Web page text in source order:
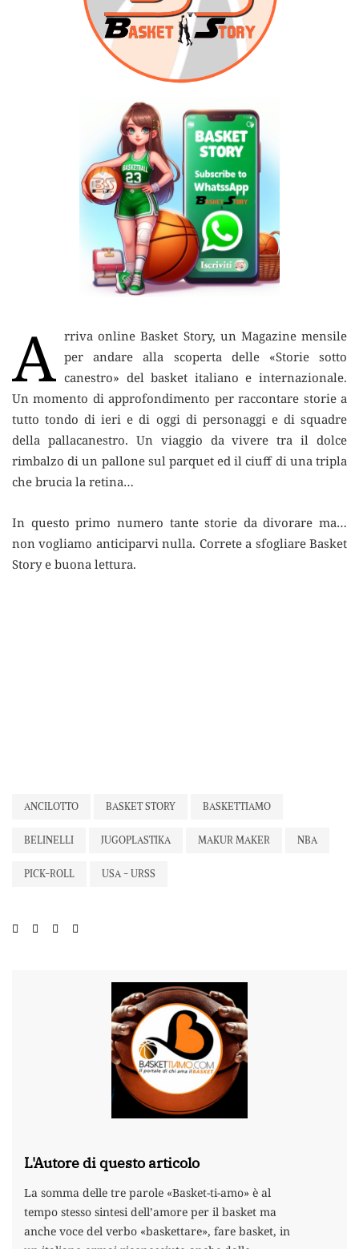
A rriva online Basket Story, un Magazine mensile
per andare alla scoperta delle «Storie sotto
canestro» del basket italiano e internazionale.
Un momento di approfondimento per raccontare storie a
tutto tondo di ieri e di oggi di personaggi e di squadre
della pallacanestro. Un viaggio da vivere tra il dolce
rimbalzo di un pallone sul parquet ed il ciuff di una tripla
che brucia la retina…
In questo primo numero tante storie da divorare ma…
non vogliamo anticiparvi nulla. Correte a sfogliare Basket
Story e buona lettura.
ANCILOTTO BASKET STORY BASKETTIAMO
BELINELLI JUGOPLASTIKA MAKUR MAKER NBA
PICK-ROLL USA - URSS
L'Autore di questo articolo
La somma delle tre parole «Basket-ti-amo» è al
tempo stesso sintesi dell’amore per il basket ma
anche voce del verbo «baskettare», fare basket, in